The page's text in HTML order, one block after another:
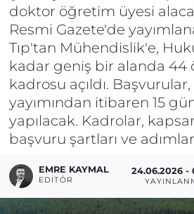
doktor öğretim üyesi
Resmi Gazete'de
Tıp'tan Mühendislik'e,
kadar geniş bir alanda 44
kadrosu açıldı. Başvurular,
yayımından itibaren 15
yapılacak. Kadrolar,
başvuru şartları ve
EMRE KAYMAL
EDITÖR
24.06.2026 -